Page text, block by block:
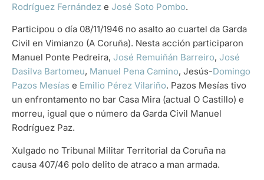
Rodríguez Fernández e José Soto Pombo.
Participou o día 08/11/1946 no asalto ao cuartel da Garda
Civil en Vimianzo (A Coruña). Nesta acción participaron
Manuel Ponte Pedreira, José Remuiñán Barreiro, José
Dasilva Bartomeu, Manuel Pena Camino, Jesús-Domingo
Pazos Mesías e Emilio Pérez Vilariño. Pazos Mesías tivo
un enfrontamento no bar Casa Mira (actual O Castillo) e
morreu, igual que o número da Garda Civil Manuel
Rodríguez Paz.
Xulgado no Tribunal Militar Territorial da Coruña na
causa 407/46 polo delito de atraco a man armada.